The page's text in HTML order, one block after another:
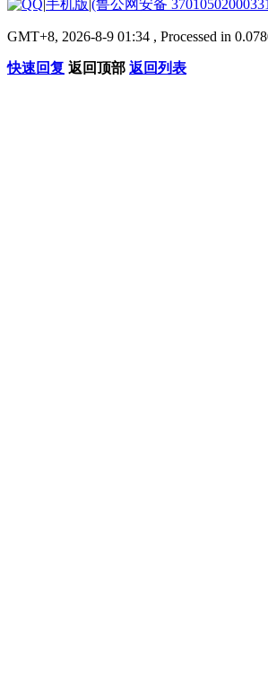
手机版 (鲁公网安备
GMT+8, 2026-8-9 01:34 , Processed in
快速回复 返回顶部 返回列表